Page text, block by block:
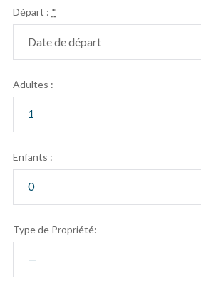
Départ : *
Adultes :
Enfants :
Type de Propriété: